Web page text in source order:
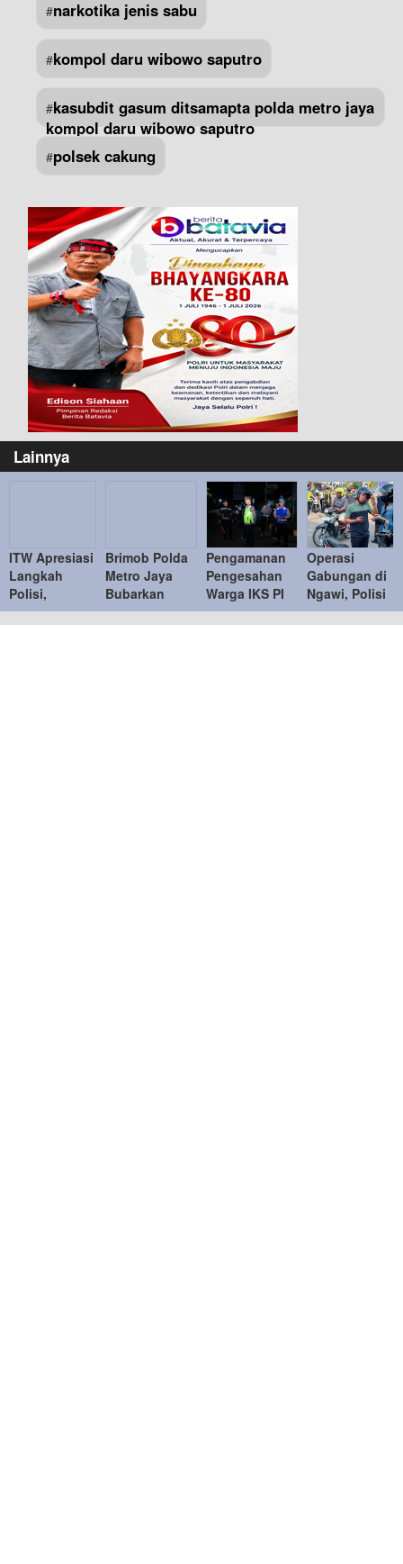
#narkotika jenis sabu
#kompol daru wibowo saputro
#kasubdit gasum ditsamapta polda metro jaya
kompol daru wibowo saputro
#polsek cakung
Lainnya
ITW Apresiasi
Langkah
Polisi,
Ingatkan
Penindakan
Brimob Polda
Metro Jaya
Bubarkan
Balap Liar,
Tujuh Motor
Pengamanan
Pengesahan
Warga IKS PI
Kera Sakti
Tertib,
Operasi
Gabungan di
Ngawi, Polisi
Tindak
Puluhan